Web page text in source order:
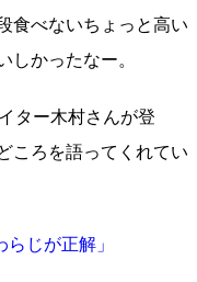
食べないちょっと高い
しかったなー。
ター木村さんが登
ころを語ってくれてい
じが正解」